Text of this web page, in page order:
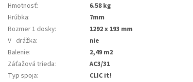
Hmotnosť:
6.58 kg
Hrúbka:
7mm
Rozmer 1 dosky:
1292 x 193 mm
V - drážka:
nie
Balenie:
2,49 m2
Záťažová trieda:
AC3/31
Typ spoja:
CLIC it!